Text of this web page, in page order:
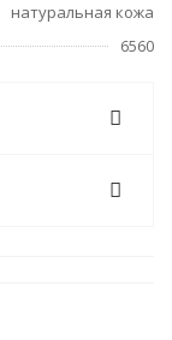
натуральная кожа
6560